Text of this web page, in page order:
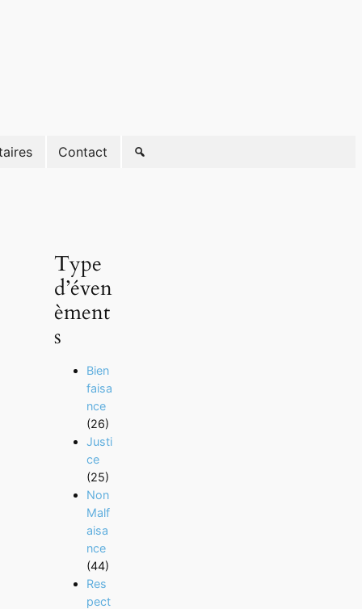
Contact
Type
d’éven
èment
s
Bien
faisa
nce
(26)
Justi
ce
(25)
Non
Malf
aisa
nce
(44)
Res
pect